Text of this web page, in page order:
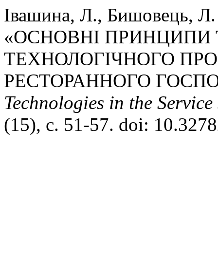
Івашина, Л., Бишовець,
«ОСНОВНІ
ТЕХНОЛОГІЧНОГО
РЕСТОРАННОГО
Technologies in the
(15), с. 51-57. doi: